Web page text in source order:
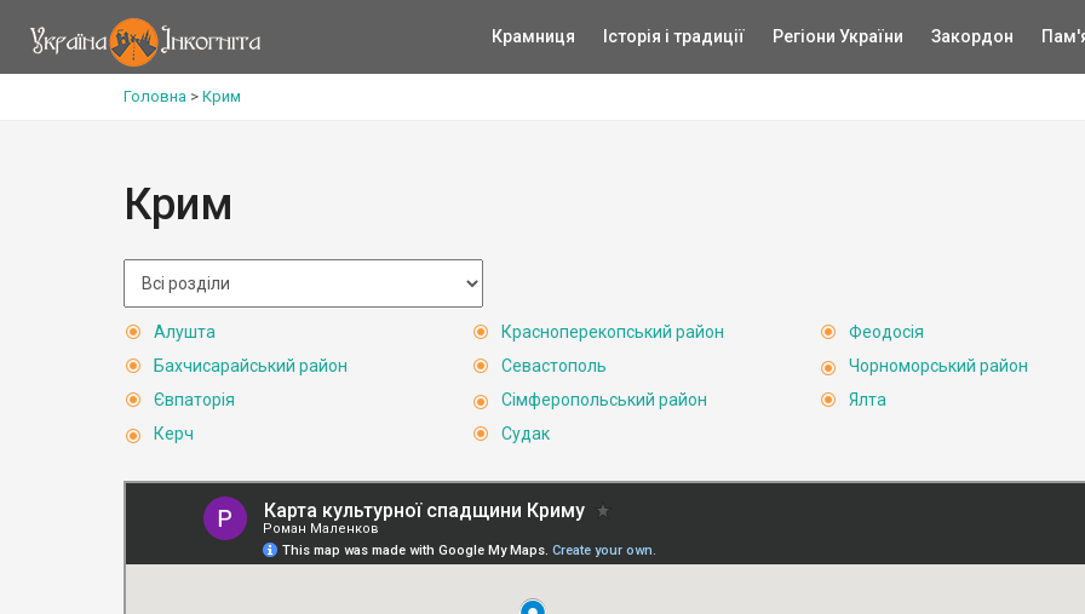
Крамниця Історія і традиції Регіони України Закордон
Головна > Крим
Крим
Алушта
Бахчисарайський район
Євпаторія
Керч
Красноперекопський район
Севастополь
Сімферопольський район
Судак
Феодосія
Чорноморський район
Ялта